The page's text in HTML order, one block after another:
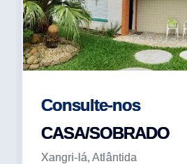
Consulte-nos
CASA/SOBRADO
Xangri-lá, Atlântida